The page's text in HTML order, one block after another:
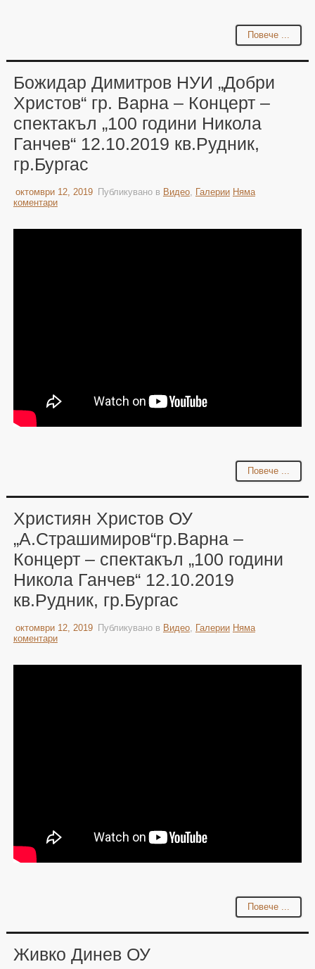
Повече ...
Божидар Димитров НУИ „Добри
Христов“ гр. Варна – Концерт –
спектакъл „100 години Никола
Ганчев“ 12.10.2019 кв.Рудник,
гр.Бургас
октомври 12, 2019 Публикувано в Видео, Галерии Няма
коментари
Повече ...
Християн Христов ОУ
„А.Страшимиров“гр.Варна –
Концерт – спектакъл „100 години
Никола Ганчев“ 12.10.2019
кв.Рудник, гр.Бургас
октомври 12, 2019 Публикувано в Видео, Галерии Няма
коментари
Повече ...
Живко Динев ОУ